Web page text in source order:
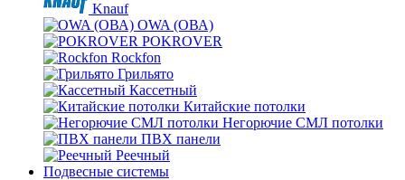
Knauf
OWA (ОВА)
POKROVER
Rockfon
Грильято
Кассетный
Китайские потолки
Негорючие СМЛ потолки
ПВХ панели
Реечный
Подвесные системы